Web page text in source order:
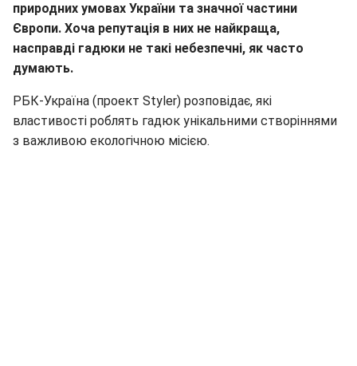
природних умовах України та значної частини
Європи. Хоча репутація в них не найкраща,
насправді гадюки не такі небезпечні, як часто
думають.
РБК-Україна (проект Styler) розповідає, які
властивості роблять гадюк унікальними створіннями
з важливою екологічною місією.